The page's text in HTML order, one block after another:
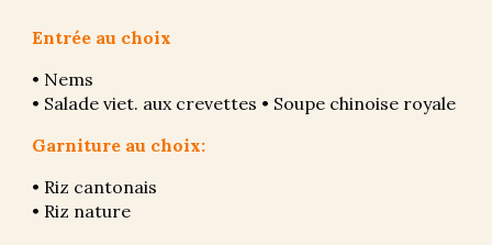
Entrée au choix
• Nems
• Salade viet. aux crevettes • Soupe chinoise royale
Garniture au choix:
• Riz cantonais
• Riz nature